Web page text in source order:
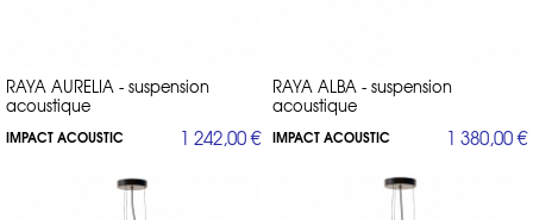
RAYA AURELIA - suspension
acoustique
IMPACT ACOUSTIC 1 242,00 €
RAYA ALBA - suspension
acoustique
IMPACT ACOUSTIC 1 380,00 €